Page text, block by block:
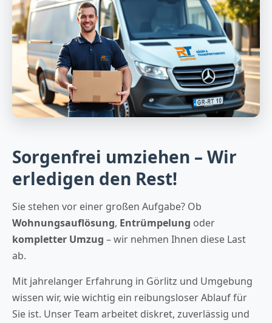
Sorgenfrei umziehen – Wir
erledigen den Rest!
Sie stehen vor einer großen Aufgabe? Ob
Wohnungsauflösung, Entrümpelung oder
kompletter Umzug – wir nehmen Ihnen diese Last
ab.
Mit jahrelanger Erfahrung in Görlitz und Umgebung
wissen wir, wie wichtig ein reibungsloser Ablauf für
Sie ist. Unser Team arbeitet diskret, zuverlässig und